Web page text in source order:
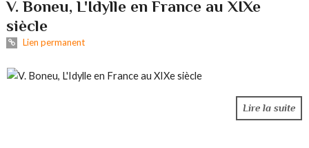
V. Boneu, L'Idylle en France au XIXe
siècle
Lien permanent
Lire la suite